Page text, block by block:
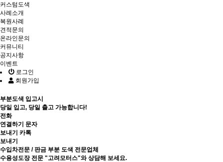
커스텀도색
사례소개
복원사례
견적문의
온라인문의
커뮤니티
공지사항
이벤트
로그인
회원가입
부분도색 입고시
당일 입고, 당일 출고 가능합니다!
전화
연결하기 문자
보내기 카톡
보내기
수입차전문 / 판금 부분 도색 전문업체
수용성도장 전문 "고려모터스"와 상담해 보세요.